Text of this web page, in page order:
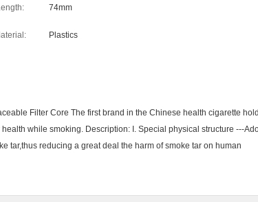
74mm
Plastics
Filter Core The first brand in the Chinese health cigarette
while smoking. Description: I. Special physical structure ---
tar,thus reducing a great deal the harm of smoke tar on human